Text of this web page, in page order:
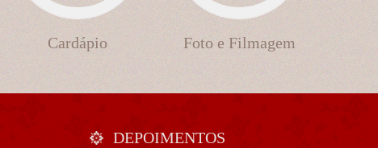
Cardápio Foto e Filmagem
DEPOIMENTOS